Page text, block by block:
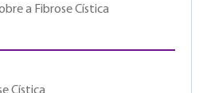
a Fibrose Cística